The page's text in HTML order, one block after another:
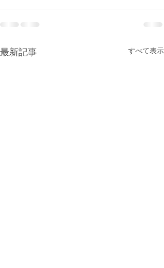
最新記事 すべて表示